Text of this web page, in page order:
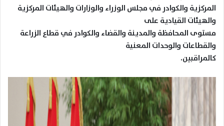
المركزية والكوادر في مجلس الوزراء والوزارات والهيئات المركزية
والهيئات القيادية على
مستوى المحافظة والمدينة والقضاء والكوادر في قطاع الزراعة
والقطاعات والوحدات المعنية
كالمراقبين.